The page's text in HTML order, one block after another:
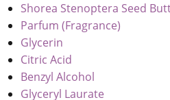
Shorea Stenoptera Seed
Parfum (Fragrance)
Glycerin
Citric Acid
Benzyl Alcohol
Glyceryl Laurate